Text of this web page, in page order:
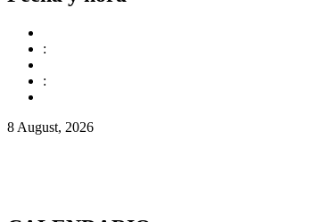
:
:
8 August, 2026